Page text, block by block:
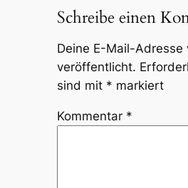
Schreibe einen
Deine E-Mail-Adresse
veröffentlicht.
sind mit * markiert
Kommentar *